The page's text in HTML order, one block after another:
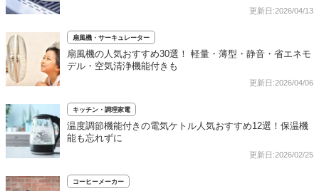
更新日:2026/04/13
扇風機・サーキュレーター
扇風機の人気おすすめ30選！ 軽量・薄型・静音・省エネモ
デル・空気清浄機能付きも
更新日:2026/04/06
キッチン・調理家電
温度調節機能付きの電気ケトル人気おすすめ12選！保温機
能も忘れずに
更新日:2026/02/25
コーヒーメーカー